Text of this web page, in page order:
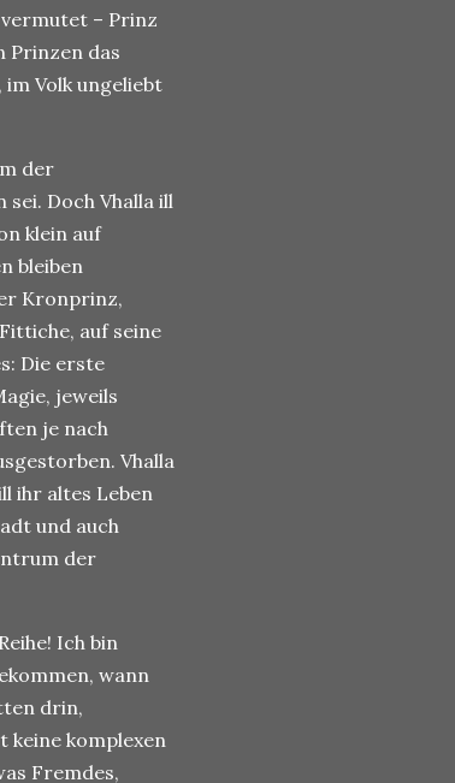
– Prinz
Prinzen das
Volk ungeliebt
der
Doch Vhalla ill
klein auf
bleiben
Kronprinz,
auf seine
Die erste
jeweils
je nach
Vhalla
ihr altes Leben
und auch
der
Ich bin
wann
drin,
keine komplexen
Fremdes,